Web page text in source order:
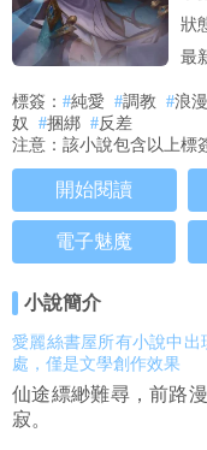
狀
最
標簽： #純愛 #調教 #浪漫
奴 #捆綁 #反差
注意：該小說包含以上標
開始閱讀
電子魅魔
小說簡介
愛麗絲書屋所有小說中出
處，僅是文學創作效果
仙途縹緲難尋，前路
寂。